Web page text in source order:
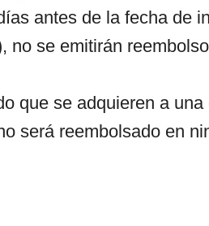
antes de la fecha de
no se emitirán
que se adquieren a
será reembolsado en